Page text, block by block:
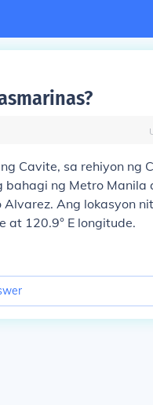
Cavite, sa rehiyon ng
bahagi ng Metro Manila
Ang lokasyon
at 120.9° E longitude.